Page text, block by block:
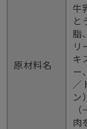
原材料名
牛
と
脂
リ
キ
ー
／
ン
肉